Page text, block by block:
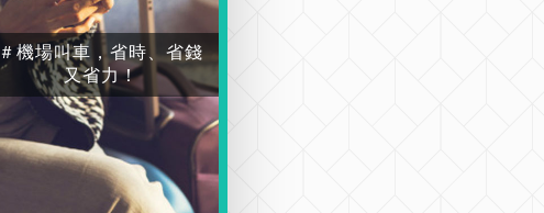
＃機場叫車，省時、省錢
又省力！